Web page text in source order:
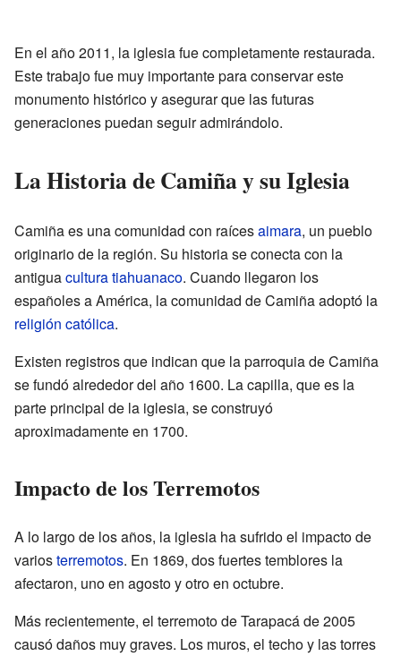
En el año 2011, la iglesia fue completamente restaurada.
Este trabajo fue muy importante para conservar este
monumento histórico y asegurar que las futuras
generaciones puedan seguir admirándolo.
La Historia de Camiña y su Iglesia
Camiña es una comunidad con raícesaimara, un pueblo
originario de la región. Su historia se conecta con la
antiguacultura tiahuanaco. Cuando llegaron los
españoles a América, la comunidad de Camiña adoptó la
religión católica.
Existen registros que indican que la parroquia de Camiña
se fundó alrededor del año 1600. La capilla, que es la
parte principal de la iglesia, se construyó
aproximadamente en 1700.
Impacto de los Terremotos
A lo largo de los años, la iglesia ha sufrido el impacto de
variosterremotos. En 1869, dos fuertes temblores la
afectaron, uno en agosto y otro en octubre.
Más recientemente, el terremoto de Tarapacá de 2005
causó daños muy graves. Los muros, el techo y las torres